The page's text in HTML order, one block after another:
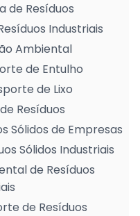
de Resíduos
Industriais
Ambiental
de Entulho
de Lixo
Resíduos
Sólidos de Empresas
Sólidos Industriais
de Resíduos
de Resíduos